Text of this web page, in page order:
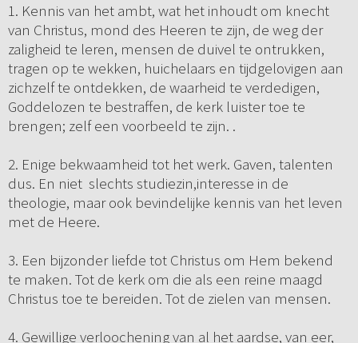
1. Kennis van het ambt, wat het inhoudt om knecht
van Christus, mond des Heeren te zijn, de weg der
zaligheid te leren, mensen de duivel te ontrukken,
tragen op te wekken, huichelaars en tijdgelovigen aan
zichzelf te ontdekken, de waarheid te verdedigen,
Goddelozen te bestraffen, de kerk luister toe te
brengen; zelf een voorbeeld te zijn. .
2. Enige bekwaamheid tot het werk. Gaven, talenten
dus. En niet slechts studiezin,interesse in de
theologie, maar ook bevindelijke kennis van het leven
met de Heere.
3. Een bijzonder liefde tot Christus om Hem bekend
te maken. Tot de kerk om die als een reine maagd
Christus toe te bereiden. Tot de zielen van mensen.
4. Gewillige verloochening van al het aardse, van eer,